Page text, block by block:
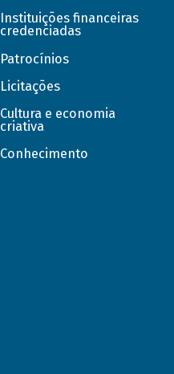
Instituições financeiras
credenciadas
Patrocínios
Licitações
Cultura e economia
criativa
Conhecimento